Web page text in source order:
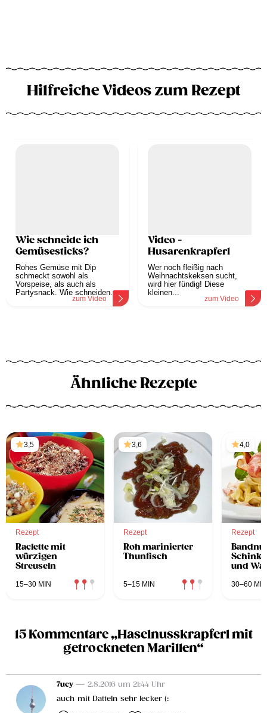
Hilfreiche Videos zum Rezept
Wie schneide ich
Gemüsesticks?
Rohes Gemüse mit Dip
schmeckt sowohl als
Vorspeise, als auch als
Partysnack. Wie schneiden...
zum Video
Video -
Husarenkrapferl
Wer noch fleißig nach
Weihnachtskeksen sucht,
wird hier fündig! Diese
kleinen...
zum Video
Ähnliche Rezepte
3,5
Rezept
Raclette mit
würzigen
Streuseln
15–30 MIN
3,6
Rezept
Roh marinierter
Thunfisch
5–15 MIN
4,0
Rezept
und
30–60 MIN
15 Kommentare „Haselnusskrapferl mit
getrockneten Marillen“
7ucy — 2.8.2016 um 21:44 Uhr
auch mit Datteln sehr lecker (: